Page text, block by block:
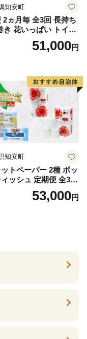
知安町
2ヵ月毎 全3回 長持ち
き 花いっぱい トイレ
ーパー ダブル 45ｍ 計
ル 全18種 花柄 プリン
品 備蓄 送料無料 北海
安町 日用品
51,000円
知安町
ットペーパー 2種 ボッ
ッシュ 定期便 全3
製 まとめ買い 防災
日用雑貨 消耗品 生活
53,000円